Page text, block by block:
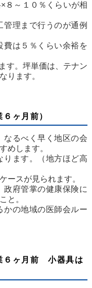
８～１０％くらいが相
管理まで行うのが通例
費は５％くらい余裕を
す。坪単価は、テナン
ります。
ヶ月前）
なるべく早く地区の会
めします。
ります。（地方ほど高
ースが見られます。
政府管掌の健康保険に
と。
かの地域の医師会ルー
６ヶ月前 小器具は